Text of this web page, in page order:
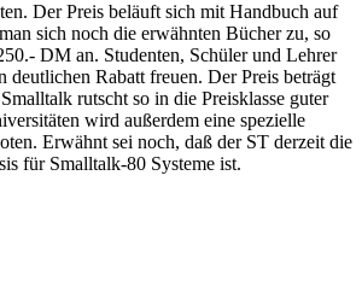
Der Preis beläuft sich mit Handbuch auf
sich noch die erwähnten Bücher zu, so
DM an. Studenten, Schüler und Lehrer
deutlichen Rabatt freuen. Der Preis beträgt
rutscht so in die Preisklasse guter
wird außerdem eine spezielle
Erwähnt sei noch, daß der ST derzeit die
für Smalltalk-80 Systeme ist.